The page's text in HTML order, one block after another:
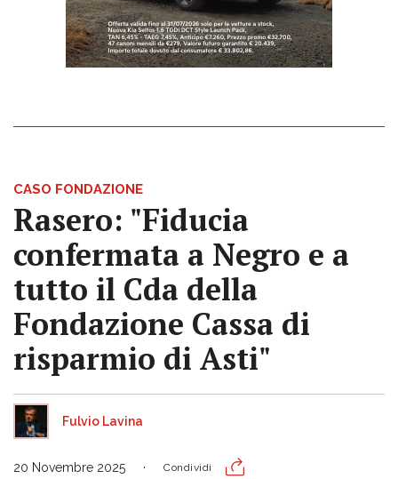
CASO FONDAZIONE
Rasero: "Fiducia
confermata a Negro e a
tutto il Cda della
Fondazione Cassa di
risparmio di Asti"
Fulvio Lavina
20 Novembre 2025 Condividi